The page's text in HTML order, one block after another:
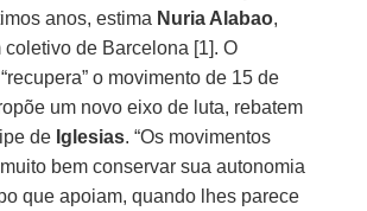
anos, estima Nuria Alabao,
coletivo de Barcelona [1]. O
o movimento de 15 de
um novo eixo de luta, rebatem
de Iglesias. “Os movimentos
bem conservar sua autonomia
que apoiam, quando lhes parece